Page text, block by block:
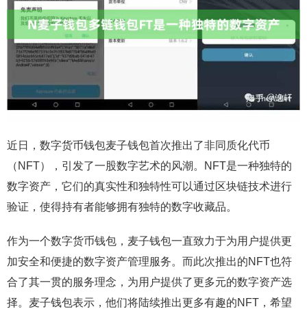
近日，数字货币钱包麦子钱包首次推出了非同质化代币
（NFT），引发了一股数字艺术的风潮。NFT是一种独特的
数字资产，它们的真实性和独特性可以通过区块链技术进行
验证，使得持有者能够拥有独特的数字收藏品。
作为一个数字货币钱包，麦子钱包一直致力于为用户提供更
加安全和便捷的数字资产管理服务。而此次推出的NFT也符
合了其一贯的服务理念，为用户提供了更多元的数字资产选
择。麦子钱包表示，他们将陆续推出更多有趣的NFT，希望